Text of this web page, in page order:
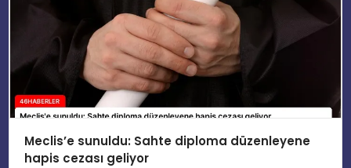
Meclis’e sunuldu: Sahte diploma düzenleyene
hapis cezası geliyor